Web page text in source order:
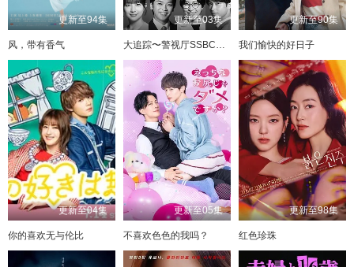
更新至94集
风，带有香气
更新至03集
大追踪〜警视厅SSBC强行犯系〜 第二季
更新至90集
我们愉快的好日子
更新至04集
你的喜欢无与伦比
更新至05集
不喜欢色色的我吗？
更新至98集
红色珍珠